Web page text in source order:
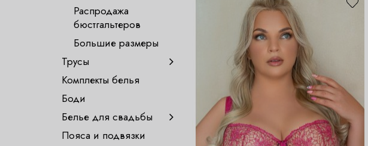
Распродажа
бюстгальтеров
Большие размеры
Трусы
Комплекты белья
Боди
Белье для свадьбы
Пояса и подвязки